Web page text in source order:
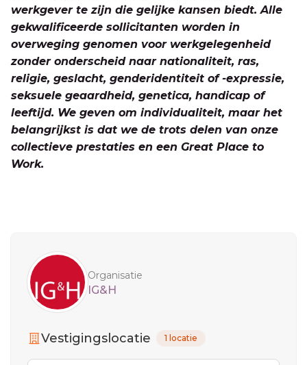
werkgever te zijn die gelijke kansen biedt. Alle
gekwalificeerde sollicitanten worden in
overweging genomen voor werkgelegenheid
zonder onderscheid naar nationaliteit, ras,
religie, geslacht, genderidentiteit of -expressie,
seksuele geaardheid, genetica, handicap of
leeftijd. We geven om individualiteit, maar het
belangrijkst is dat we de trots delen van onze
collectieve prestaties en een Great Place to
Work.
Organisatie
IG&H
Vestigingslocatie 1 locatie